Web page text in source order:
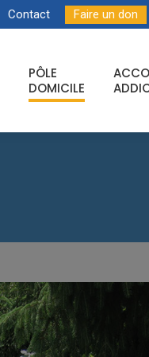
Contact Faire un don
PÔLE
DOMICILE